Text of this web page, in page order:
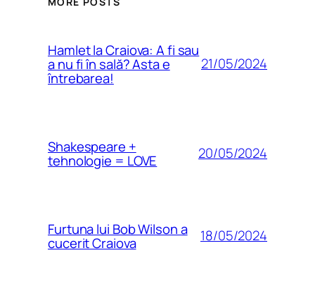
Hamlet la Craiova: A fi sau
a nu fi în sală? Asta e
întrebarea!
21/05/2024
Shakespeare +
tehnologie = LOVE 20/05/2024
Furtuna lui Bob Wilson a
cucerit Craiova 18/05/2024